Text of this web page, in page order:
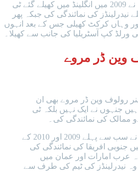
فاسٹ بولر ڈرک نینز نے 2009 میں انگلینڈ میں کھیلے گئے ٹی
نیدرلینڈز کی نمائندگی کی جبکہ پھر
اور وہاں کرکٹ کھیلی جس کے بعد انہوں
وین ڈر مروے
رولوف وین ڈر مروے بھی ان
جنہوں نے ایک نہیں بلکہ ٹی
ممالک کی نمائندگی کی۔
رولوف وین ڈر مروے نے سب سے پہلے 2009 اور 2010 کے
جنوبی افریقا کی نمائندگی کی
متحدہ عرب امارات اور عمان میں
وہ نیدرلینڈز کی ٹیم کی طرف سے